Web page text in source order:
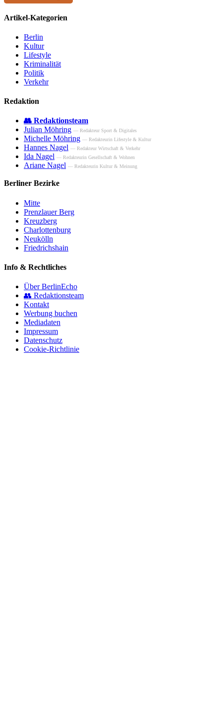
Artikel-Kategorien
Berlin
Kultur
Lifestyle
Kriminalität
Politik
Verkehr
Redaktion
👥 Redaktionsteam
Julian Möhring — Redakteur Sport & Digitales
Michelle Möhring — Redakteurin Lifestyle & Kultur
Hannes Nagel — Redakteur Wirtschaft & Verkehr
Ida Nagel — Redakteurin Gesellschaft & Wohnen
Ariane Nagel — Redakteurin Kultur & Meinung
Berliner Bezirke
Mitte
Prenzlauer Berg
Kreuzberg
Charlottenburg
Neukölln
Friedrichshain
Info & Rechtliches
Über BerlinEcho
👥 Redaktionsteam
Kontakt
Werbung buchen
Mediadaten
Impressum
Datenschutz
Cookie-Richtlinie